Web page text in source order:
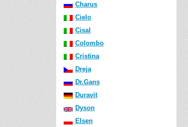
Charus
Cielo
Cisal
Colombo
Cristina
Dreja
Dr.Gans
Duravit
Dyson
Elsen